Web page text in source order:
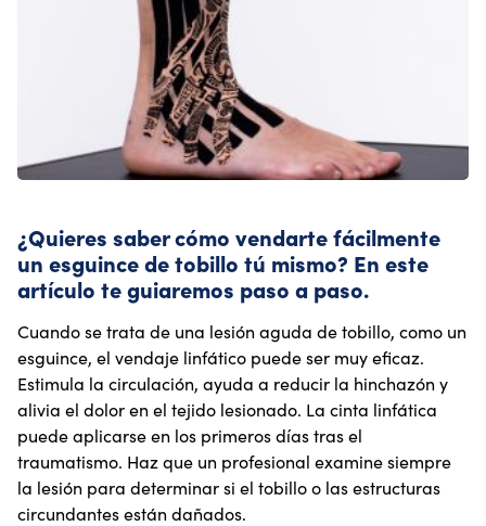
¿Quieres saber cómo vendarte fácilmente
un esguince de tobillo tú mismo? En este
artículo te guiaremos paso a paso.
Cuando se trata de una lesión aguda de tobillo, como un
esguince, el vendaje linfático puede ser muy eficaz.
Estimula la circulación, ayuda a reducir la hinchazón y
alivia el dolor en el tejido lesionado. La cinta linfática
puede aplicarse en los primeros días tras el
traumatismo. Haz que un profesional examine siempre
la lesión para determinar si el tobillo o las estructuras
circundantes están dañados.